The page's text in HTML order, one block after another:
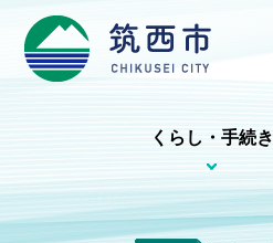
くらし・手続き